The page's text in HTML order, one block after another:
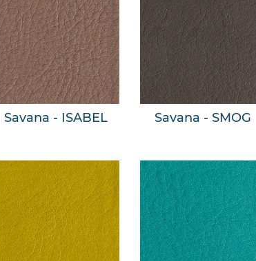
Savana - ISABEL Savana - SMOG